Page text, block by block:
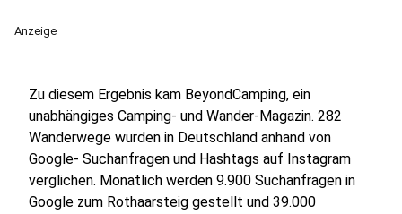
Anzeige
Zu diesem Ergebnis kam BeyondCamping, ein
unabhängiges Camping- und Wander-Magazin. 282
Wanderwege wurden in Deutschland anhand von
Google- Suchanfragen und Hashtags auf Instagram
verglichen. Monatlich werden 9.900 Suchanfragen in
Google zum Rothaarsteig gestellt und 39.000